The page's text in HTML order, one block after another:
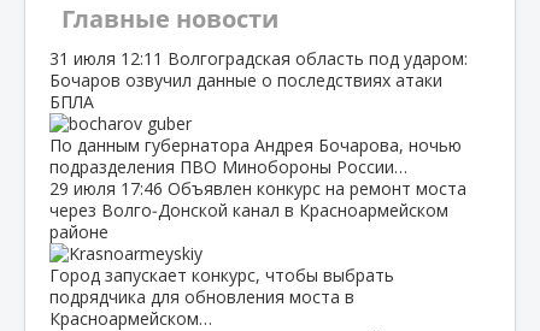
Главные новости
31 июля 12:11 Волгоградская область под ударом:
Бочаров озвучил данные о последствиях атаки
БПЛА
По данным губернатора Андрея Бочарова, ночью
подразделения ПВО Минобороны России…
29 июля 17:46 Объявлен конкурс на ремонт моста
через Волго‑Донской канал в Красноармейском
районе
Город запускает конкурс, чтобы выбрать
подрядчика для обновления моста в
Красноармейском…